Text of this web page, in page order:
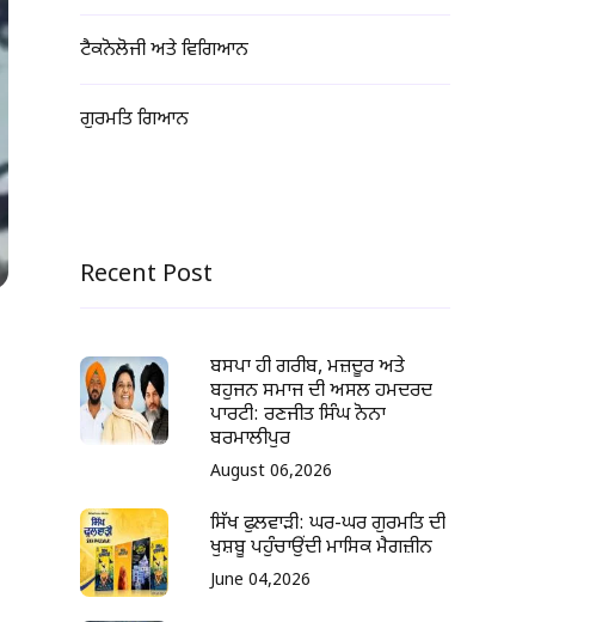
ਟੈਕਨੋਲੋਜੀ ਅਤੇ ਵਿਗਿਆਨ
ਗੁਰਮਤਿ ਗਿਆਨ
Recent Post
ਬਸਪਾ ਹੀ ਗਰੀਬ, ਮਜ਼ਦੂਰ ਅਤੇ
ਬਹੁਜਨ ਸਮਾਜ ਦੀ ਅਸਲ ਹਮਦਰਦ
ਪਾਰਟੀ: ਰਣਜੀਤ ਸਿੰਘ ਨੋਨਾ
ਬਰਮਾਲੀਪੁਰ
August 06,2026
ਸਿੱਖ ਫੁਲਵਾੜੀ: ਘਰ-ਘਰ ਗੁਰਮਤਿ ਦੀ
ਖੁਸ਼ਬੂ ਪਹੁੰਚਾਉਂਦੀ ਮਾਸਿਕ ਮੈਗਜ਼ੀਨ
June 04,2026